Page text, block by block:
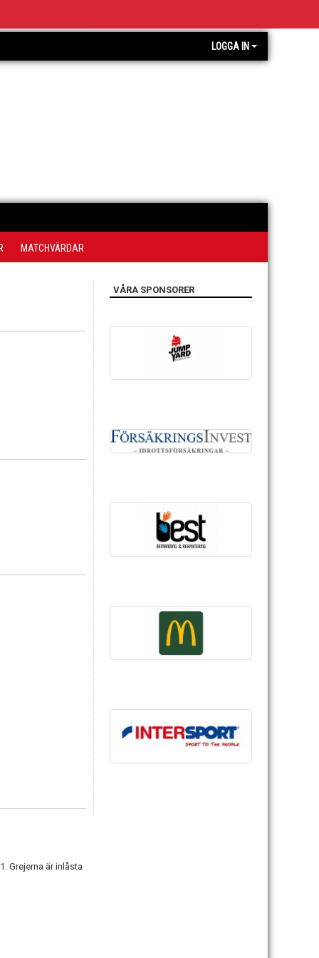
LOGGA IN
MATCHVÄRDAR
Grejerna är inlåsta
VÅRA SPONSORER